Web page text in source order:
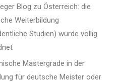
Blog zu Österreich: die
Weiterbildung
Studien) wurde völlig
Mastergrade in der
für deutsche Meister oder